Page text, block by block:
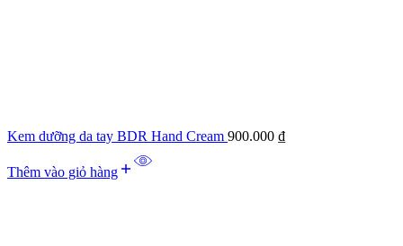
Kem dưỡng da tay BDR Hand Cream 900.000 ₫
Thêm vào giỏ hàng